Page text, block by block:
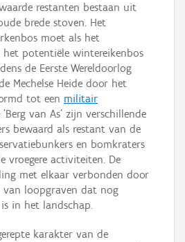
restanten bestaan uit
brede stoven. Het
moet als het
het potentiële wintereikenbos
de Eerste Wereldoorlog
Mechelse Heide door het
tot een militair
'Berg van As' zijn verschillende
bewaard als restant van de
en bomkraters
vroegere activiteiten. De
met elkaar verbonden door
van loopgraven dat nog
in het landschap.
karakter van de